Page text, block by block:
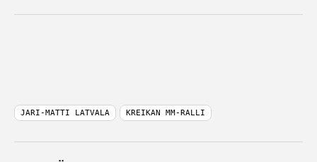
JARI-MATTI LATVALA KREIKAN MM-RALLI